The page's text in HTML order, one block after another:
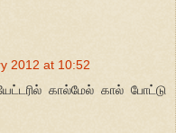
2012 at 10:52
கால்மேல் கால் போட்டு